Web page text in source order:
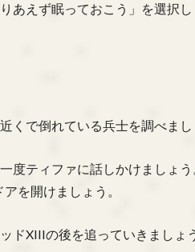
あえず眠っておこう」を選択し
で倒れている兵士を調べまし
度ティファに話しかけましょ
を開けましょう。
ドXIIIの後を追っていきましょう